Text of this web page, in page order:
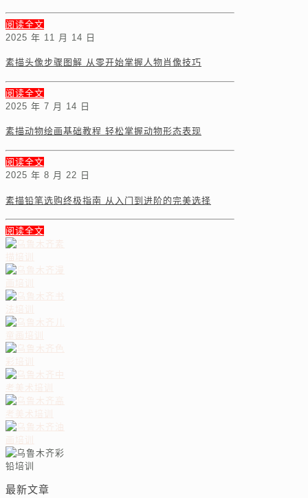
阅读全文
2025 年 11 月 14 日
素描头像步骤图解 从零开始掌握人物肖像技巧
阅读全文
2025 年 7 月 14 日
素描动物绘画基础教程 轻松掌握动物形态表现
阅读全文
2025 年 8 月 22 日
素描铅笔选购终极指南 从入门到进阶的完美选择
阅读全文
最新文章